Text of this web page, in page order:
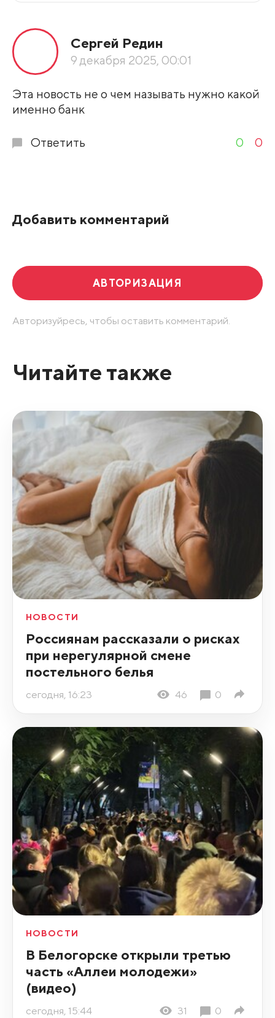
По рейтингу
Сергей Редин
9 декабря 2025, 00:01
Эта новость не о чем называть нужно какой
именно банк
Ответить 0 0
Добавить комментарий
АВТОРИЗАЦИЯ
Авторизуйресь, чтобы оставить комментарий.
Читайте также
НОВОСТИ
Россиянам рассказали о рисках
при нерегулярной смене
постельного белья
сегодня, 16:23 46 0
НОВОСТИ
В Белогорске открыли третью
часть «Аллеи молодежи»
(видео)
сегодня, 15:44 31 0